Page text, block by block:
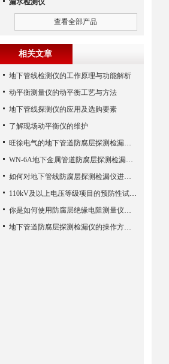
漏水检测仪
查看全部产品
相关文章
地下管线检测仪的工作原理与功能解析
动平衡测量仪的动平衡工艺与方法
地下管线探测仪的应用及选购要素
了解现场动平衡仪的维护
旺徐电气的地下管道防腐层探测检漏仪使用时候需要注意的要点分析
WN-6A地下金属管道防腐层探测检漏仪的一些结构特点详细介绍
如何对地下管线防腐层探测检漏仪进行维护和保养？
110kV及以上电压等级项目的预防性试验及交接验收常用实验设备
你是如何使用防腐层绝缘电阻测量仪的呢？
地下管道防腐层探测检漏仪的操作方法和注意事项